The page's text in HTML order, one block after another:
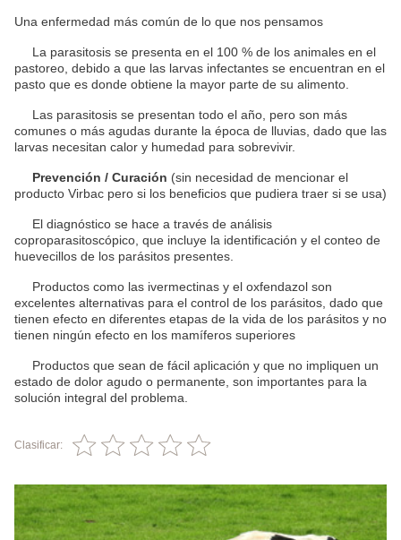
Una enfermedad más común de lo que nos pensamos
La parasitosis se presenta en el 100 % de los animales en el
pastoreo, debido a que las larvas infectantes se encuentran en el
pasto que es donde obtiene la mayor parte de su alimento.
Las parasitosis se presentan todo el año, pero son más
comunes o más agudas durante la época de lluvias, dado que las
larvas necesitan calor y humedad para sobrevivir.
Prevención / Curación (sin necesidad de mencionar el
producto Virbac pero si los beneficios que pudiera traer si se usa)
El diagnóstico se hace a través de análisis
coproparasitoscópico, que incluye la identificación y el conteo de
huevecillos de los parásitos presentes.
Productos como las ivermectinas y el oxfendazol son
excelentes alternativas para el control de los parásitos, dado que
tienen efecto en diferentes etapas de la vida de los parásitos y no
tienen ningún efecto en los mamíferos superiores
Productos que sean de fácil aplicación y que no impliquen un
estado de dolor agudo o permanente, son importantes para la
solución integral del problema.
Clasificar: